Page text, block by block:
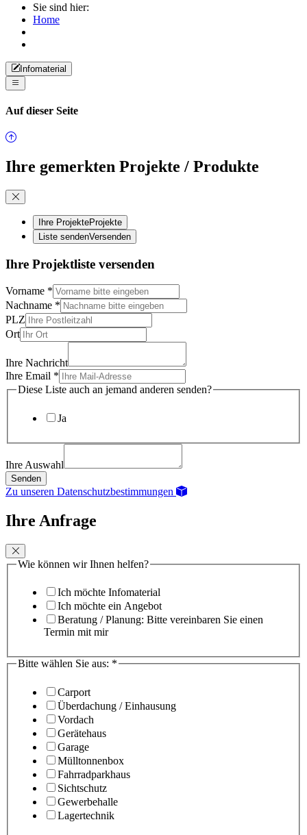
Sie sind hier:
Home
Infomaterial
Auf dieser Seite
Ihre gemerkten Projekte / Produkte
Ihre ProjekteProjekte
Liste sendenVersenden
Ihre Projektliste versenden
Vorname *
Nachname *
PLZ
Ort
Ihre Nachricht
Ihre Email *
Diese Liste auch an jemand anderen senden?
Ja
Ihre Auswahl
Senden
Zu unseren Datenschutzbestimmungen
Ihre Anfrage
Wie können wir Ihnen helfen?
Ich möchte Infomaterial
Ich möchte ein Angebot
Beratung / Planung: Bitte vereinbaren Sie einen
Termin mit mir
Bitte wählen Sie aus: *
Carport
Überdachung / Einhausung
Vordach
Gerätehaus
Garage
Mülltonnenbox
Fahrradparkhaus
Sichtschutz
Gewerbehalle
Lagertechnik